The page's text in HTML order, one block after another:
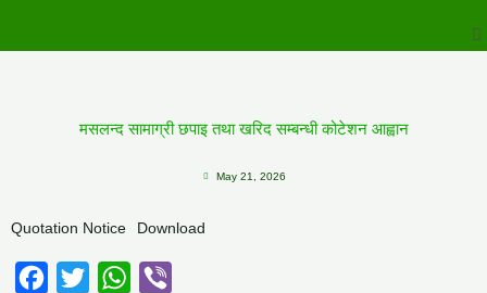
content
मसलन्द सामाग्री छपाइ तथा खरिद सम्बन्धी कोटेशन आह्वान
May 21, 2026
Quotation Notice Download
Facebook
Twitter WhatsApp